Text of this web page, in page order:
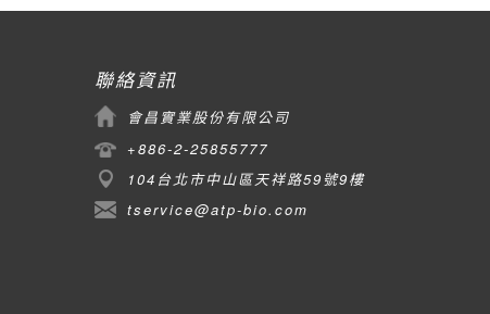
聯絡資訊
會昌實業股份有限公司
+886-2-25855777
104台北市中山區天祥路59號9樓
tservice@atp-bio.com